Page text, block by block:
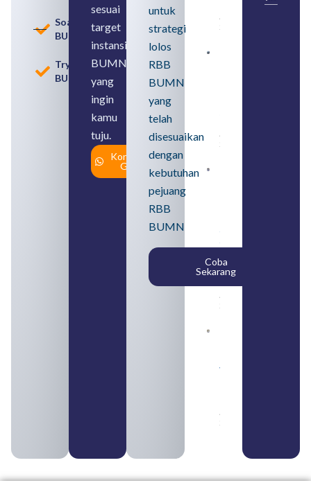
Soal
BUMN
Tryout
BUMN
sesuai
target
instansi
BUMN
yang
ingin
kamu
tuju.
Konsultasi
Gratis
untuk
strategi
lolos
RBB
BUMN
yang
telah
disesuaikan
dengan
kebutuhan
pejuang
RBB
BUMN
Coba
Sekarang
August 8,
2026
August 6,
2026
SMA
Syarat,
Posisi,
dan
Cara
Daftar
August 5,
2026
yang
August 4,
2026